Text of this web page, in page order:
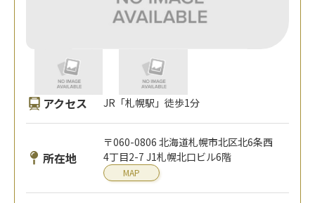
アクセス JR「札幌駅」徒歩1分
所在地
〒060-0806 北海道札幌市北区北6条西
4丁目2-7 J1札幌北口ビル6階
MAP